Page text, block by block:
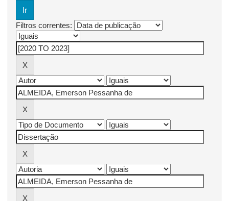
Filtros correntes: